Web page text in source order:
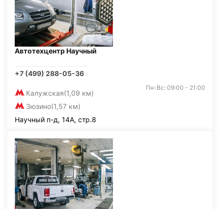
Автотехцентр Научный
+7 (499) 288-05-36
Калужская(1,09 км)
Зюзино(1,57 км)
Пн-Вс: 09:00 - 21:00
Научный п-д, 14А, стр.8